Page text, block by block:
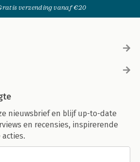
verzending vanaf €20
nieuwsbrief en blijf up-to-date
en recensies, inspirerende